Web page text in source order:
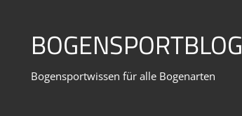
springenBOGENSPORTBLOG
Bogensportwissen für alle Bogenarten